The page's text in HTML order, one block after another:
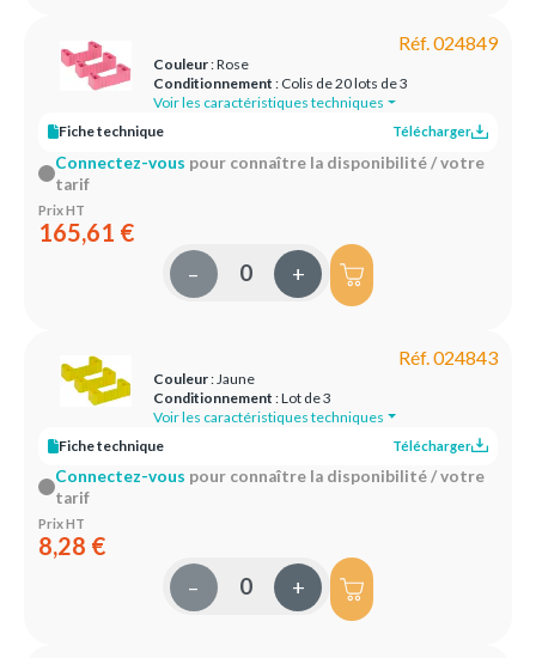
Réf. 024849
Couleur: Rose
Conditionnement : Colis de 20 lots de 3
Voir les caractéristiques techniques
Fiche technique
Télécharger
Connectez-vous pour connaître la disponibilité / votre
tarif
Prix HT
165,61 €
– +
Réf. 024843
Couleur: Jaune
Conditionnement : Lot de 3
Voir les caractéristiques techniques
Fiche technique
Télécharger
Connectez-vous pour connaître la disponibilité / votre
tarif
Prix HT
8,28 €
– +